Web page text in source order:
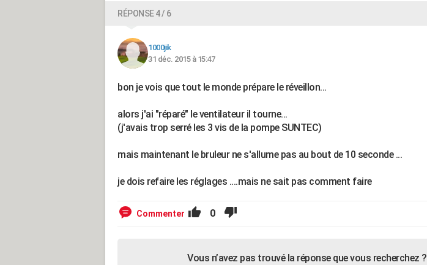
RÉPONSE 4 / 6
1000jik
31 déc. 2015 à 15:47
bon je vois que tout le monde prépare le réveillon...
alors j'ai "réparé" le ventilateur il tourne...
(j'avais trop serré les 3 vis de la pompe SUNTEC)
mais maintenant le bruleur ne s'allume pas au bout de 10 seconde ...
je dois refaire les réglages ....mais ne sait pas comment faire
Commenter 0
Vous n’avez pas trouvé la réponse que vous recherchez ?